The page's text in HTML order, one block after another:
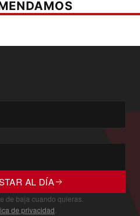
AL DÍA
de baja cuando quieras.
de privacidad